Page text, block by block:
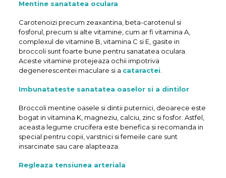
Mentine sanatatea oculara
Carotenoizi precum zeaxantina, beta-carotenul si
fosforul, precum si alte vitamine, cum ar fi vitamina A,
complexul de vitamine B, vitamina C si E, gasite in
broccoli sunt foarte bune pentru sanatatea oculara.
Aceste vitamine protejeaza ochii impotriva
degenerescentei maculare si a cataractei
Imbunatateste sanatatea oaselor si a dintilor
Broccoli mentine oasele si dintii puternici, deoarece este
bogat in vitamina K, magneziu, calciu, zinc si fosfor. Astfel,
aceasta legume crucifera este benefica si recomanda in
special pentru copii, varstnici si femeile care sunt
insarcinate sau care alapteaza.
Regleaza tensiunea arteriala